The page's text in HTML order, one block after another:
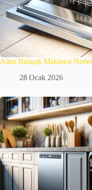
Altus Bulaşık Makinesi
28 Ocak 2026